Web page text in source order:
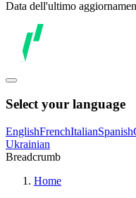
Data dell'ultimo
Select your language
EnglishFrenchItalianSpanish
Ukrainian
Breadcrumb
Home